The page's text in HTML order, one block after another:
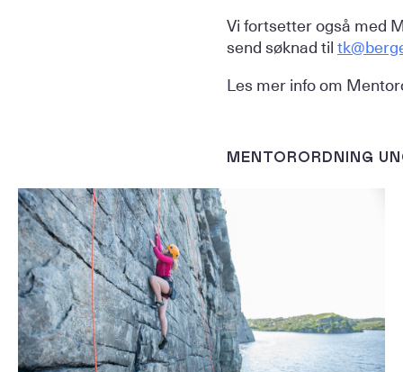
Vi fortsetter også med
send søknad til
Les mer info om
MENTORORDNING